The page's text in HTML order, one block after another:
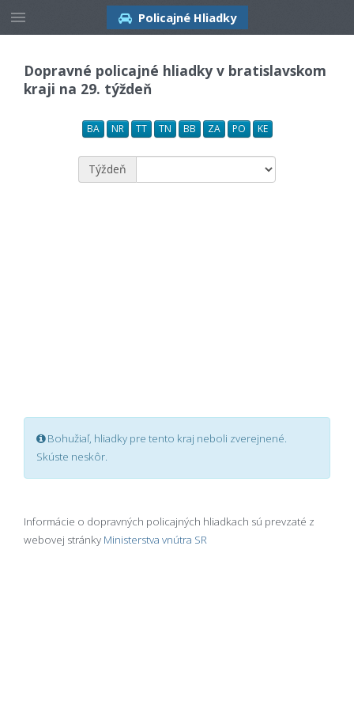
Dopravné policajné hliadky v bratislavskom
kraji na 29. týždeň
BA NR TT TN BB ZA PO KE
Týždeň
Bohužiaľ, hliadky pre tento kraj neboli zverejnené.
Skúste neskôr.
Informácie o dopravných policajných hliadkach sú prevzaté z
webovej stránky Ministerstva vnútra SR
Policajné Hliadky